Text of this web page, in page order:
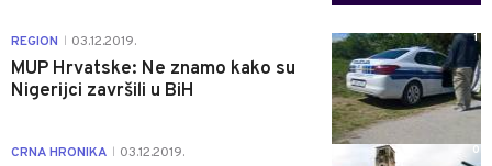
REGION 03.12.2019.
MUP Hrvatske: Ne znamo kako su
Nigerijci završili u BiH
1
CRNA HRONIKA 03.12.2019. 0